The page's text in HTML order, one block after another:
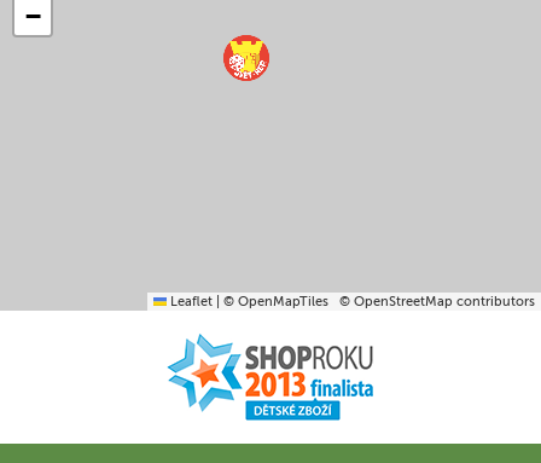
−
Leaflet © OpenMapTiles © OpenStreetMap contributors